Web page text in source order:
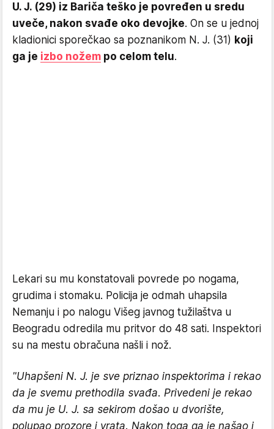
U. J. (29) iz Bariča teško je povređen u sredu
uveče, nakon svađe oko devojke. On se u jednoj
kladionici sporečkao sa poznanikom N. J. (31) koji
ga je izbo nožem po celom telu.
Lekari su mu konstatovali povrede po nogama,
grudima i stomaku. Policija je odmah uhapsila
Nemanju i po nalogu Višeg javnog tužilaštva u
Beogradu odredila mu pritvor do 48 sati. Inspektori
su na mestu obračuna našli i nož.
"Uhapšeni N. J. je sve priznao inspektorima i rekao
da je svemu prethodila svađa. Privedeni je rekao
da mu je U. J. sa sekirom došao u dvorište,
polupao prozore i vrata. Nakon toga ga je našao i